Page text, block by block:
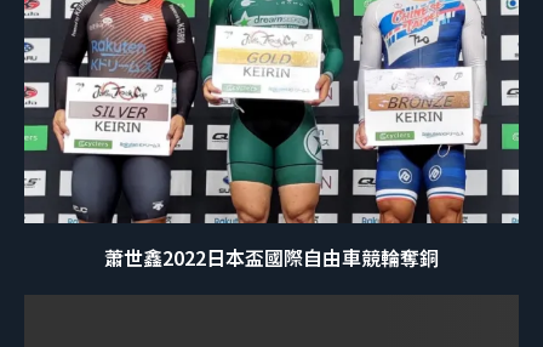
蕭世鑫2022日本盃國際自由車競輪奪銅